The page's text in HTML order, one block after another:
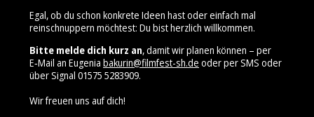
Egal, ob du schon konkrete Ideen hast oder einfach mal
reinschnuppern möchtest: Du bist herzlich willkommen.
Bitte melde dich kurz an, damit wir planen können – per
E‑Mail an Eugenia bakurin@filmfest-sh.de oder per SMS oder
über Signal 01575 5283909⁩.
Wir freuen uns auf dich!